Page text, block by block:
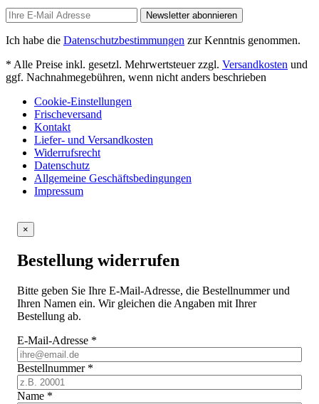
Newsletter abonnieren
Ich habe die Datenschutzbestimmungen zur Kenntnis genommen.
* Alle Preise inkl. gesetzl. Mehrwertsteuer zzgl. Versandkosten und
ggf. Nachnahmegebühren, wenn nicht anders beschrieben
Cookie-Einstellungen
Frischeversand
Kontakt
Liefer- und Versandkosten
Widerrufsrecht
Datenschutz
Allgemeine Geschäftsbedingungen
Impressum
×
Bestellung widerrufen
Bitte geben Sie Ihre E-Mail-Adresse, die Bestellnummer und
Ihren Namen ein. Wir gleichen die Angaben mit Ihrer
Bestellung ab.
E-Mail-Adresse *
Bestellnummer *
Name *